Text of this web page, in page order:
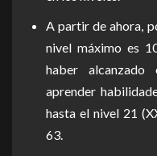
A partir de ahora,
nivel máximo es
haber
aprender
hasta el nivel 21
63.